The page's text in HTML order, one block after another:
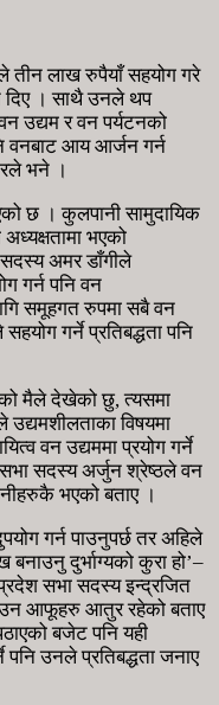
तीन लाख रुपैयाँ सहयोग गरे
दिए । साथै उनले थप
उद्यम र वन पर्यटनको
वनबाट आय आर्जन गर्न
भने ।
छ । कुलपानी सामुदायिक
भएको
अमर डाँगीले
गर्न पनि वन
समूहगत रुपमा सबै वन
गर्ने प्रतिबद्धता पनि
मैले देखेको छु, त्यसमा
उद्यमशीलताका विषयमा
वन उद्यममा प्रयोग गर्ने
सभा सदस्य अर्जुन श्रेष्ठले वन
भएको बताए ।
गर्न पाउनुपर्छ तर अहिले
दुर्भाग्यको कुरा हो’–
सभा सदस्य इन्द्रजित
आफूहरु आतुर रहेको बताए
बजेट पनि यही
उनले प्रतिबद्धता जनाए